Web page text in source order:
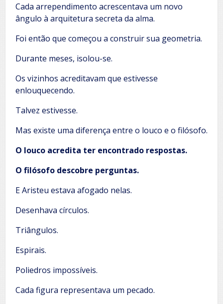
Cada arrependimento acrescentava um novo
ângulo à arquitetura secreta da alma.
Foi então que começou a construir sua geometria.
Durante meses, isolou-se.
Os vizinhos acreditavam que estivesse
enlouquecendo.
Talvez estivesse.
Mas existe uma diferença entre o louco e o filósofo.
O louco acredita ter encontrado respostas.
O filósofo descobre perguntas.
E Aristeu estava afogado nelas.
Desenhava círculos.
Triângulos.
Espirais.
Poliedros impossíveis.
Cada figura representava um pecado.